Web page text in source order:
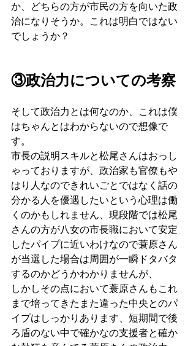
か、どちらの方が市民の方を向いた政
治になりそうか。これは明白ではない
でしょうか？
③政治力についての考察
そして政治力とは何なのか、これは僕
はちゃんとはわからないので想像で
す。
市長の説明スキルと松尾さんはおっし
ゃっておりますが、政治家も官僚もや
はり人なのできれいごとではなく話の
分かる人を優遇したいという心理は働
くのかもしれません、現段階では松尾
さんの方が八女の市長職において安定
したパイプに近いわけなので蓑原さん
が当選した場合は周囲が一瞬ドタバタ
するのかどうかわかりませんが、
しかしその点において蓑原さんもこれ
まで培ってきたまた違った中央とのパ
イプはしっかりあります、短期間で後
ろ盾のない中で確かなの支援者と確か